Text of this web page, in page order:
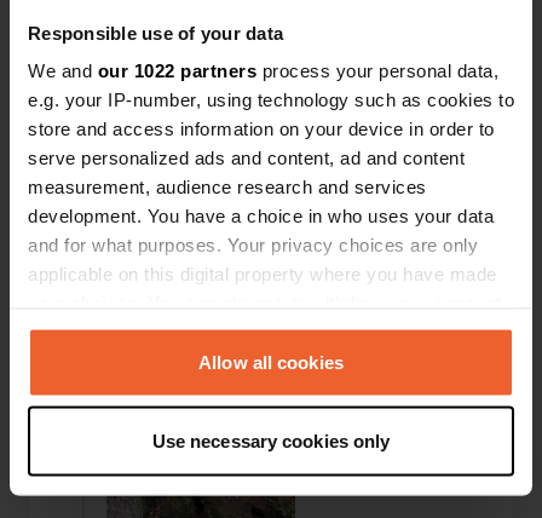
Responsible use of your data
We and our 1022 partners process your personal data,
e.g. your IP-number, using technology such as cookies to
store and access information on your device in order to
serve personalized ads and content, ad and content
measurement, audience research and services
development. You have a choice in who uses your data
and for what purposes. Your privacy choices are only
applicable on this digital property where you have made
any time from the Cookie Declaration or by clicking on
the Privacy trigger icon.
Collect information about your geographical location
which can be accurate to within several meters
Identify your device by actively scanning it for
Allow all cookies
Use necessary cookies only
Ajout d'une photo à un
emplacement
—il y a plus de 6
ans